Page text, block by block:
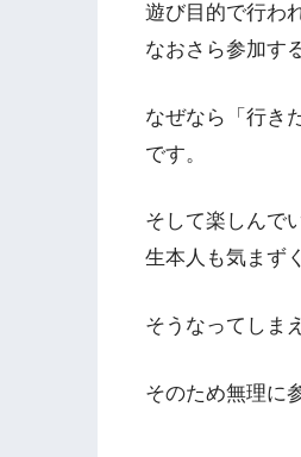
遊び目的で行わ
なおさら参加す
なぜなら「行き
です。
そして楽しんで
生本人も気まず
そうなってしま
そのため無理に